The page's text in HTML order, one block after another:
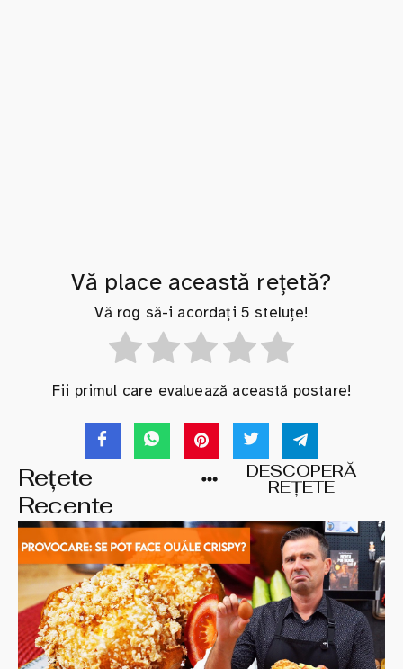
Vă place această rețetă?
Vă rog să-i acordați 5 steluțe!
Fii primul care evaluează această postare!
Rețete
Recente
DESCOPERĂ
REȚETE